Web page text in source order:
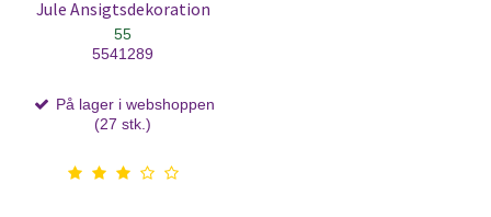
Jule Ansigtsdekoration
55
5541289
På lager i webshoppen
(27 stk.)